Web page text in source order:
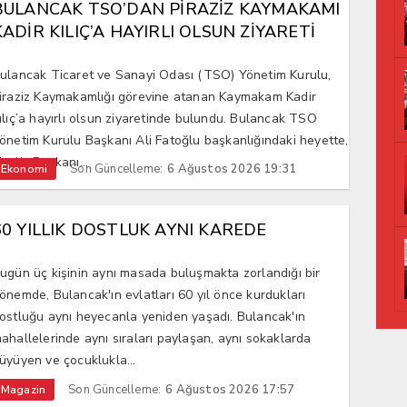
TSO’DAN PİRAZİZ KAYMAKAMI
KILIÇ’A HAYIRLI OLSUN ZİYARETİ
Ticaret ve Sanayi Odası (TSO) Yönetim Kurulu,
Kaymakamlığı görevine atanan Kaymakam Kadir
hayırlı olsun ziyaretinde bulundu. Bulancak TSO
Kurulu Başkanı Ali Fatoğlu başkanlığındaki heyette,
Başkanı...
Ekonomi Son Güncelleme: 6 Ağustos 2026 19:31
YILLIK DOSTLUK AYNI KAREDE
üç kişinin aynı masada buluşmakta zorlandığı bir
Bulancak'ın evlatları 60 yıl önce kurdukları
aynı heyecanla yeniden yaşadı. Bulancak'ın
aynı sıraları paylaşan, aynı sokaklarda
ve çocuklukla...
Magazin Son Güncelleme: 6 Ağustos 2026 17:57